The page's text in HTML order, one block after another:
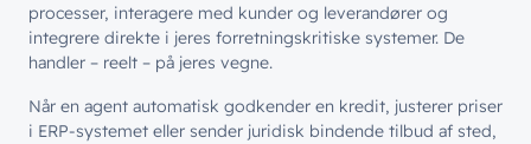
processer, interagere med kunder og leverandører og
integrere direkte i jeres forretningskritiske systemer. De
handler – reelt – på jeres vegne.
Når en agent automatisk godkender en kredit, justerer priser
i ERP-systemet eller sender juridisk bindende tilbud af sted,